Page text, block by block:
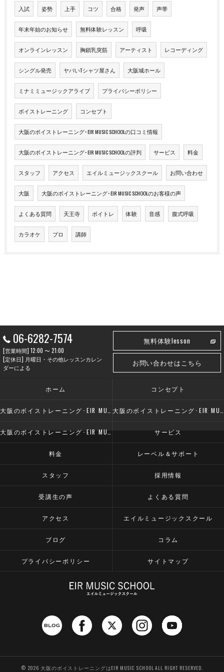
入試 姿勢 上手 コツ 合格 発声 声帯
年末年始のお知らせ 無料体験レッスン 呼吸
オンラインレッスン 胸鎖乳突筋 アーティスト レコーディング
シングル発売 ヤバいTシャツ屋さん 大阪城ホール
ミナミミュージックアライブ プライバシーポリシー
ボイストレーニング コンセプト
大阪のボイストレーニング･EIR MUSIC SCHOOLの口コミ情報
大阪のボイストレーニング･EIR MUSIC SCHOOLの評判 サービス 料金
スタッフ アクセス エイルミュージックスクール お問い合わせ
大阪 大阪のボイストレーニング･EIR MUSIC SCHOOLのお客様の声
よくある質問 天王寺 ボイトレ 体験 音感 腹式呼吸
カラオケ プロ 講師
06-6282-7574
[営業時間] 12:00 〜 21:00
[定休日] 月曜日・その他レッスンカレン
ダーによる
無料体験lesson
お問い合わせはこちら
ホーム コンセプト
サービス
料金 レーベル＆サポート
スタッフ 採用情報
受講生の声 よくある質問
アクセス エイルミュージックスクール
ブログ コラム
プライバシーポリシー サイトマップ
© 2026 大阪のボイストレーニングはEIR MUSIC SCHOOL ALL RIGHT RESERVED.